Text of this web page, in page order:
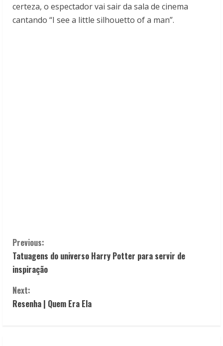
certeza, o espectador vai sair da sala de cinema
cantando “I see a little silhouetto of a man”.
C
o
n
t
Previous:
Tatuagens do universo Harry Potter para servir de
inspiração
Next:
Resenha | Quem Era Ela